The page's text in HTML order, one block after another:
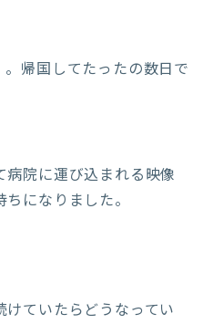
帰国してたったの数日で
院に運び込まれる映像
になりました。
けていたらどうなってい